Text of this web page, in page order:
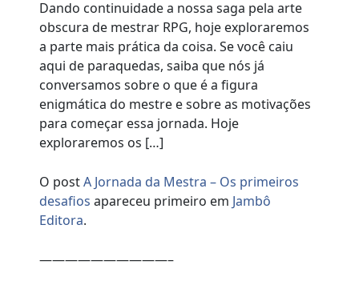
Dando continuidade a nossa saga pela arte
obscura de mestrar RPG, hoje exploraremos
a parte mais prática da coisa. Se você caiu
aqui de paraquedas, saiba que nós já
conversamos sobre o que é a figura
enigmática do mestre e sobre as motivações
para começar essa jornada. Hoje
exploraremos os […]
O postA Jornada da Mestra – Os primeiros
desafios apareceu primeiro em Jambô
Editora.
——————————–